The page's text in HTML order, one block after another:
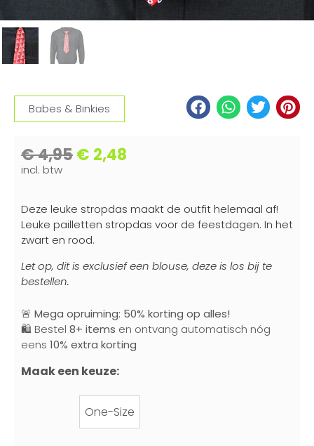
Babes & Binkies
€4,95€ 2,48
incl. btw
Deze leuke stropdas maakt de outfit helemaal af!
Leuke pailletten stropdas voor de feestdagen. In het
zwart en rood.
Let op, dit is exclusief een blouse, deze is los bij te
bestellen.
🚨 Mega opruiming: 50% korting op alles!
🛍️ Bestel 8+ items en ontvang automatisch nóg
eens 10% extra korting
Maak een keuze:
One-Size
One-Size